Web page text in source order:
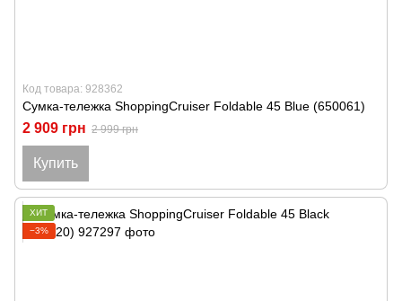
Код товара: 928362
Сумка-тележка ShoppingCruiser Foldable 45 Blue (650061)
2 909 грн 2 999 грн
Купить
ХИТ
−3%